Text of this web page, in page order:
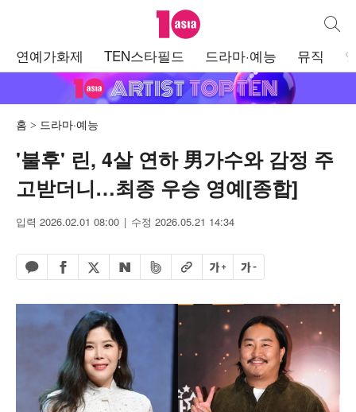
텐아시아 통합
연예가화제 TEN스타필드 드라마·예능 뮤직
홈 드라마·예능
'불후' 린, 4살 연하 男가수와 감정 주
고받더니…최종 우승 영예[종합]
입력 2026.02.01 08:00 수정 2026.05.21 14:34
카카오톡 공유하기
페이스북 공유하기
엑스 공유하기
네이버 공유하기
밴드 공유하기
URL복사글자 크게글자 작게